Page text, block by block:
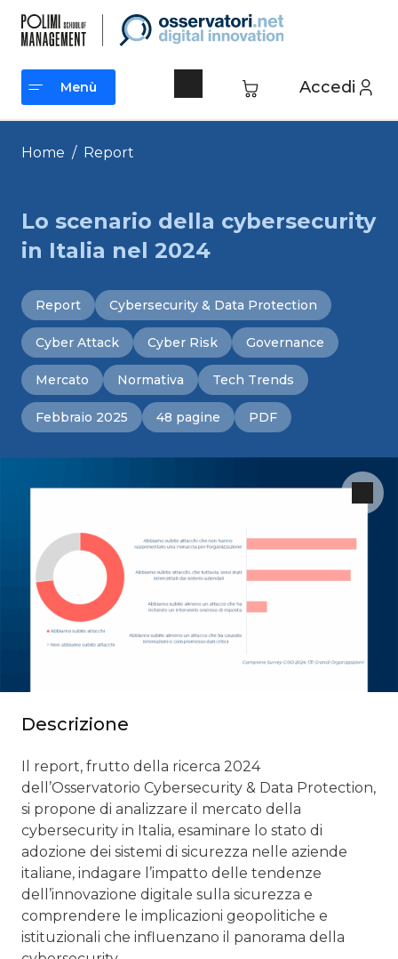
contenuto
Accedi
Menù
Menù
Home / Report
Lo scenario della cybersecurity
in Italia nel 2024
Report Cybersecurity & Data Protection
Cyber Attack Cyber Risk Governance
Mercato Normativa Tech Trends
Febbraio 2025 48 pagine PDF
Descrizione
Il report, frutto della ricerca 2024
dell’Osservatorio Cybersecurity & Data Protection,
si propone di analizzare il mercato della
cybersecurity in Italia, esaminare lo stato di
adozione dei sistemi di sicurezza nelle aziende
italiane, indagare l’impatto delle tendenze
dell’innovazione digitale sulla sicurezza e
comprendere le implicazioni geopolitiche e
istituzionali che influenzano il panorama della